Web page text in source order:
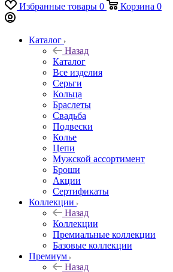
Избранные товары 0 Корзина 0
Каталог
Назад
Каталог
Все изделия
Серьги
Кольца
Браслеты
Свадьба
Подвески
Колье
Цепи
Мужской ассортимент
Броши
Акции
Сертификаты
Коллекции
Назад
Коллекции
Премиальные коллекции
Базовые коллекции
Премиум
Назад